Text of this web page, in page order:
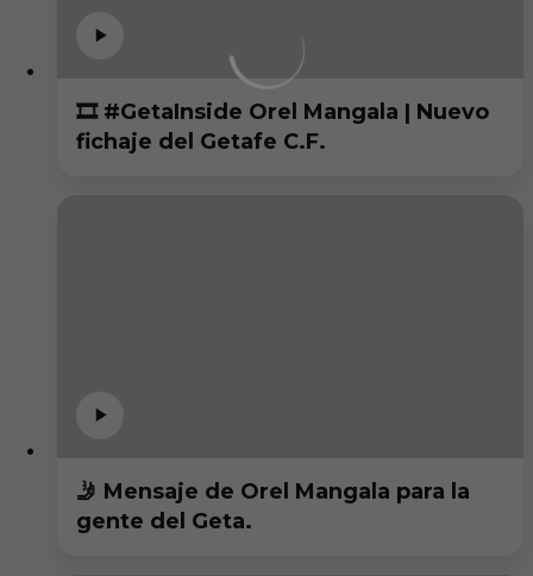
🎞️ #GetaInside Orel Mangala | Nuevo
fichaje del Getafe C.F.
🤳 Mensaje de Orel Mangala para la
gente del Geta.